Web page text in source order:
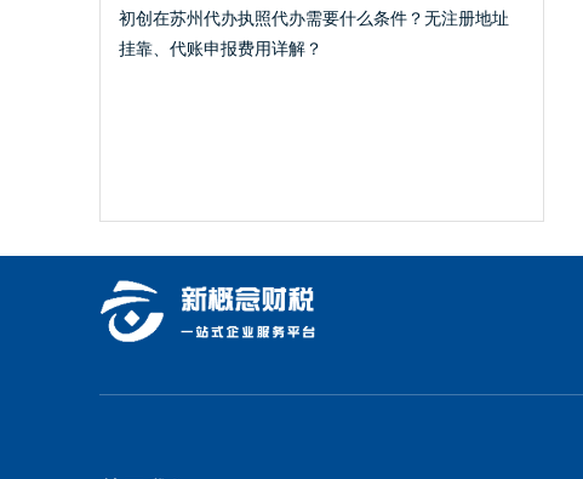
初创在苏州代办执照代办需要什么条件？无注册地址
挂靠、代账申报费用详解？